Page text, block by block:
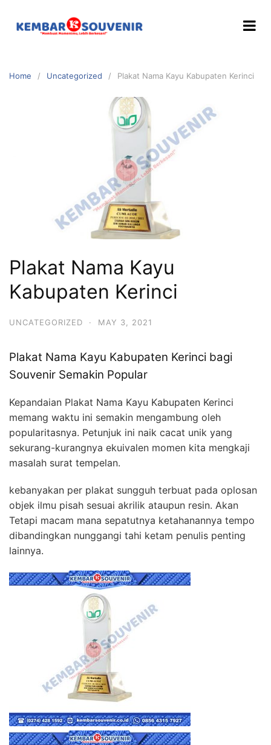
Home Uncategorized Plakat Nama Kayu Kabupaten Kerinci
Plakat Nama Kayu
Kabupaten Kerinci
UNCATEGORIZED · MAY 3, 2021
Plakat Nama Kayu Kabupaten Kerinci bagi
Souvenir Semakin Popular
Kepandaian Plakat Nama Kayu Kabupaten Kerinci
memang waktu ini semakin mengambung oleh
popularitasnya. Petunjuk ini naik cacat unik yang
sekurang-kurangnya ekuivalen momen kita mengkaji
masalah surat tempelan.
kebanyakan per plakat sungguh terbuat pada oplosan
objek ilmu pisah sesuai akrilik ataupun resin. Akan
Tetapi macam mana sepatutnya ketahanannya tempo
dibandingkan nunggangi tahi ketam penulis penting
lainnya.